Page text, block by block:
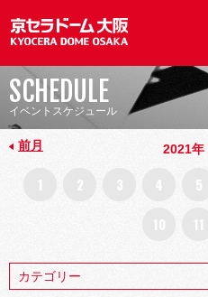
SCHEDULE
イベントスケジュール
前月 2021年
1 2 3 4 5
10
11